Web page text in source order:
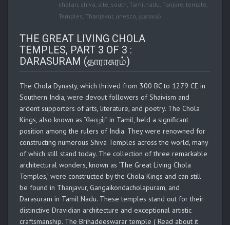
cholan, shiva, site, south, Tamilnadu, Tanjore, temple,
Temples, Thanjavur, unesco, தாராசுரம்
THE GREAT LIVING CHOLA
TEMPLES, PART 3 OF 3 :
DARASURAM (தாராசுரம்)
The Chola Dynasty, which thrived from 300 BC to 1279 CE in
Southern India, were devout followers of Shaivism and
ardent supporters of arts, literature, and poetry. The Chola
Kings, also known as “சோழர்” in Tamil, held a significant
position among the rulers of India. They were renowned for
constructing numerous Shiva Temples across the world, many
of which still stand today. The collection of three remarkable
architectural wonders, known as ‘The Great Living Chola
Temples,’ were constructed by the Chola Kings and can still
be found in Thanjavur, Gangaikondacholapuram, and
Darasuram in Tamil Nadu. These temples stand out for their
distinctive Dravidian architecture and exceptional artistic
craftsmanship. The Brihadeeswarar temple ( Read about it